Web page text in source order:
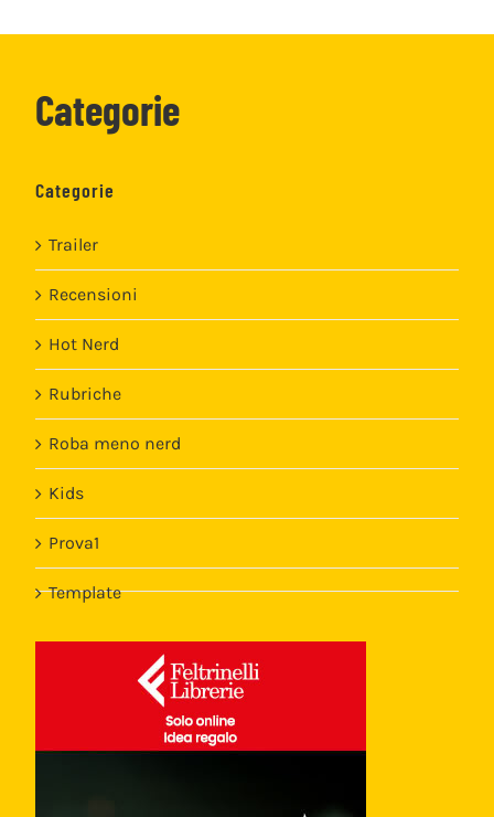
Categorie
Categorie
Trailer
Recensioni
Hot Nerd
Rubriche
Roba meno nerd
Kids
Prova1
Template